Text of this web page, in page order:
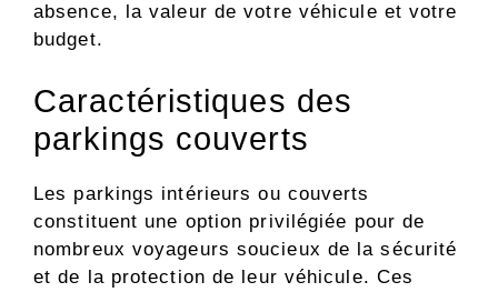
absence, la valeur de votre véhicule et votre
budget.
Caractéristiques des
parkings couverts
Les parkings intérieurs ou couverts
constituent une option privilégiée pour de
nombreux voyageurs soucieux de la sécurité
et de la protection de leur véhicule. Ces